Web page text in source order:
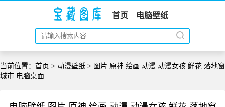
首页 电脑壁纸
当前位置： 首页 > 动漫壁纸 > 图片 原神 绘画 动漫 动漫女孩 鲜花 落地窗
城市 电脑桌面